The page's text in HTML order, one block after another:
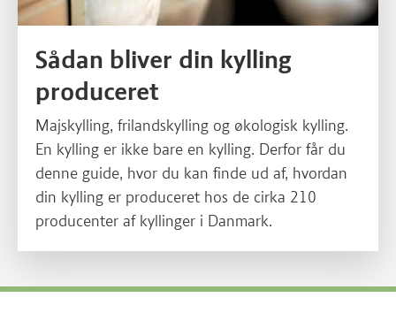
Sådan bliver din kylling
produceret
Majskylling, frilandskylling og økologisk kylling.
En kylling er ikke bare en kylling. Derfor får du
denne guide, hvor du kan finde ud af, hvordan
din kylling er produceret hos de cirka 210
producenter af kyllinger i Danmark.